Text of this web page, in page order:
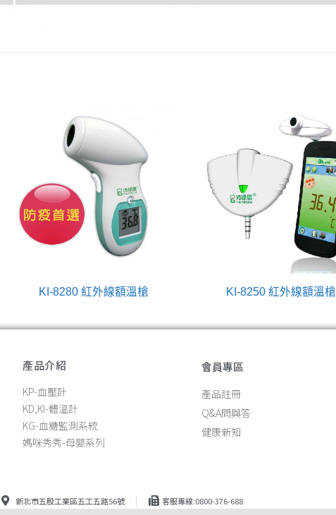
KI-8280 紅外線額溫槍 KI-8250 紅外線額溫槍
產品介紹
KP-血壓計
KD,KI-體溫計
KG-血糖監測系統
媽咪秀秀-母嬰系列
會員專區
產品註冊
Q&A問與答
健康新知
新北市五股工業區五工五路56號 客服專線:0800-376-688